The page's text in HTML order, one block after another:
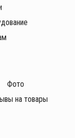
Фото
на товары